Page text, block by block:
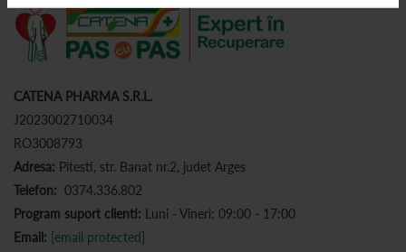
CATENA PHARMA S.R.L.
J2023002710034
RO3008793
Adresa: Pitesti, str. Banat nr.2, judet Arges
Telefon: 0374.336.802
Program suport clienti: Luni - Vineri: 09:00 - 17:00
Email: [email protected]